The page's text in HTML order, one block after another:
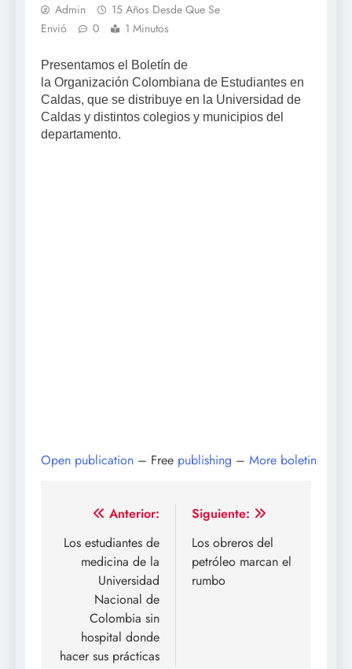
Admin
15 Años Desde Que Se
Envió
0 1 Minutos
Presentamos el Boletín de
la Organización Colombiana de Estudiantes en
Caldas, que se distribuye en la Universidad de
Caldas y distintos colegios y municipios del
departamento.
Open publication – Free publishing – More boletin
Navegación
de
entradas
Anterior:
Los estudiantes de
medicina de la
Universidad
Nacional de
Colombia sin
hospital donde
hacer sus prácticas
Siguiente:
Los obreros del
petróleo marcan el
rumbo